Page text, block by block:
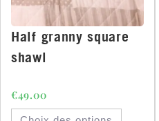
Half granny square
shawl
€49.00